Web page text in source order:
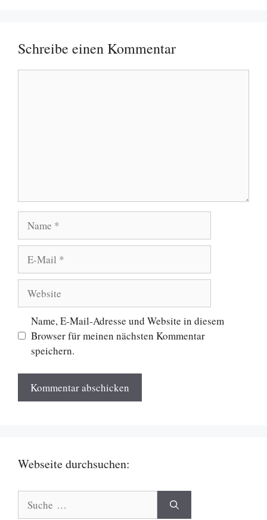
Schreibe einen Kommentar
Mail
Name, E-Mail-Adresse und Website in diesem
Browser für meinen nächsten Kommentar
speichern.
Webseite durchsuchen:
nach: